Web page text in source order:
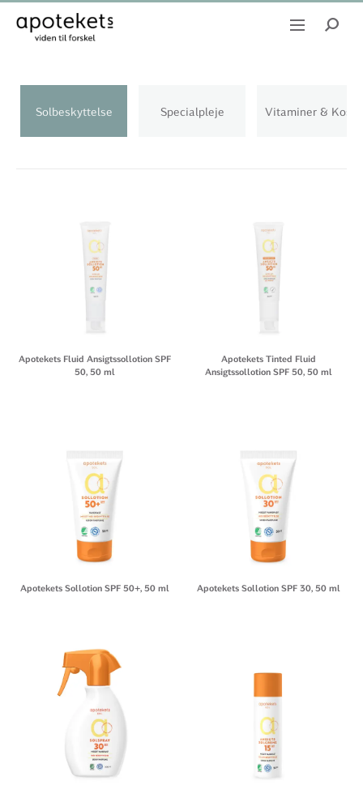
Solbeskyttelse Specialpleje Vitaminer &
Apotekets Fluid Ansigtssollotion SPF
50, 50 ml
Apotekets Tinted Fluid
Ansigtssollotion SPF 50, 50 ml
Apotekets Sollotion SPF 50+, 50 ml Apotekets Sollotion SPF 30, 50 ml